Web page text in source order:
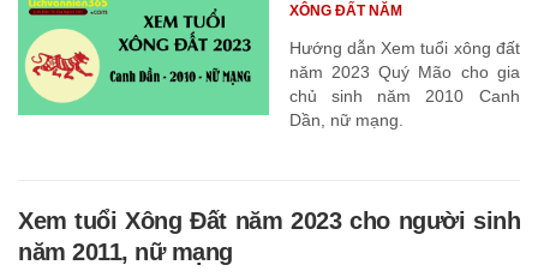
Hướng dẫn Xem tuổi xông đất
năm 2023 Quý Mão cho gia
chủ sinh năm 2010 Canh
Dần, nữ mạng.
XÔNG ĐẤT NĂM
Xem tuổi Xông Đất năm 2023 cho người sinh
năm 2011, nữ mạng